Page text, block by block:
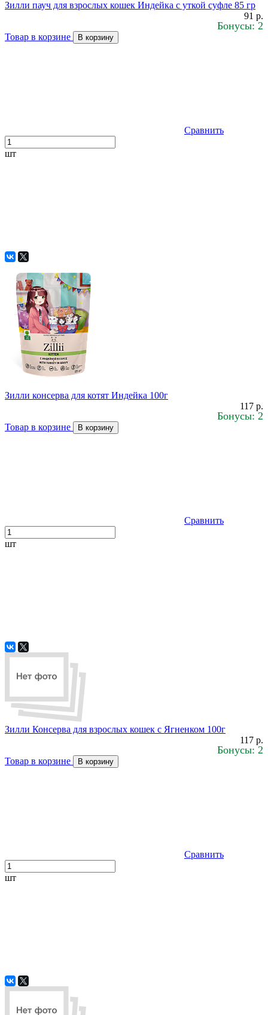
Зилли пауч для взрослых кошек Индейка с уткой суфле 85 гр
91 р.
Бонусы: 2
Товар в корзине В корзину
Сравнить
шт
Зилли консерва для котят Индейка 100г
117 р.
Бонусы: 2
Товар в корзине В корзину
Сравнить
шт
Зилли Консерва для взрослых кошек с Ягненком 100г
117 р.
Бонусы: 2
Товар в корзине В корзину
Сравнить
шт